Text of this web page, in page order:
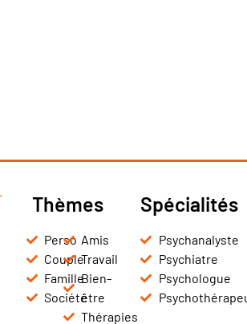
Thèmes
Perso
Couple
Famille
Société
Amis
Travail
Bien-
être
Thérapies
Spécialités
Psychanalyste
Psychiatre
Psychologue